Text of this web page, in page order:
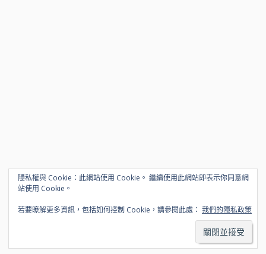
隱私權與 Cookie：此網站使用 Cookie。 繼續使用此網站即表示你同意網
站使用 Cookie。
若要瞭解更多資訊，包括如何控制 Cookie，請參閱此處： 我們的隱私政策